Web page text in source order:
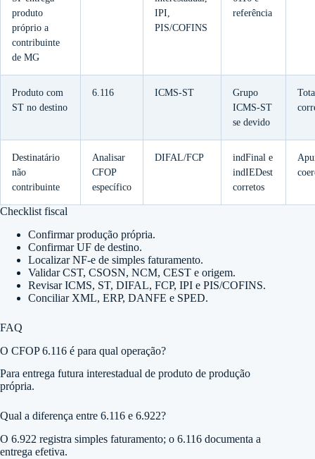
produto
próprio a
contribuinte
de MG
IPI,
PIS/COFINS
referência
Produto com
ST no destino
6.116 ICMS-ST
Grupo
ICMS-ST
se devido
Destinatário
não
contribuinte
Analisar
CFOP
específico
DIFAL/FCP
indFinal e
indIEDest
corretos
Checklist fiscal
Confirmar produção própria.
Confirmar UF de destino.
Localizar NF-e de simples faturamento.
Validar CST, CSOSN, NCM, CEST e origem.
Revisar ICMS, ST, DIFAL, FCP, IPI e PIS/COFINS.
Conciliar XML, ERP, DANFE e SPED.
FAQ
O CFOP 6.116 é para qual operação?
Para entrega futura interestadual de produto de produção
própria.
Qual a diferença entre 6.116 e 6.922?
O 6.922 registra simples faturamento; o 6.116 documenta a
entrega efetiva.